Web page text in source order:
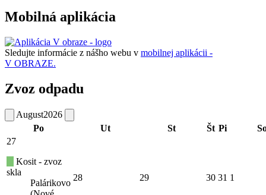
Mobilná aplikácia
Sledujte informácie z nášho webu v mobilnej aplikácii -
V OBRAZE.
Zvoz odpadu
August2026
Po
Ut St Št Pi
27
Kosit - zvoz
skla
Palárikovo
28 29 30 31 1